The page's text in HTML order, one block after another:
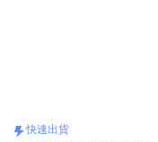
快速出貨